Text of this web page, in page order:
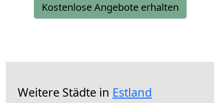
Kostenlose Angebote erhalten
Weitere Städte in Estland